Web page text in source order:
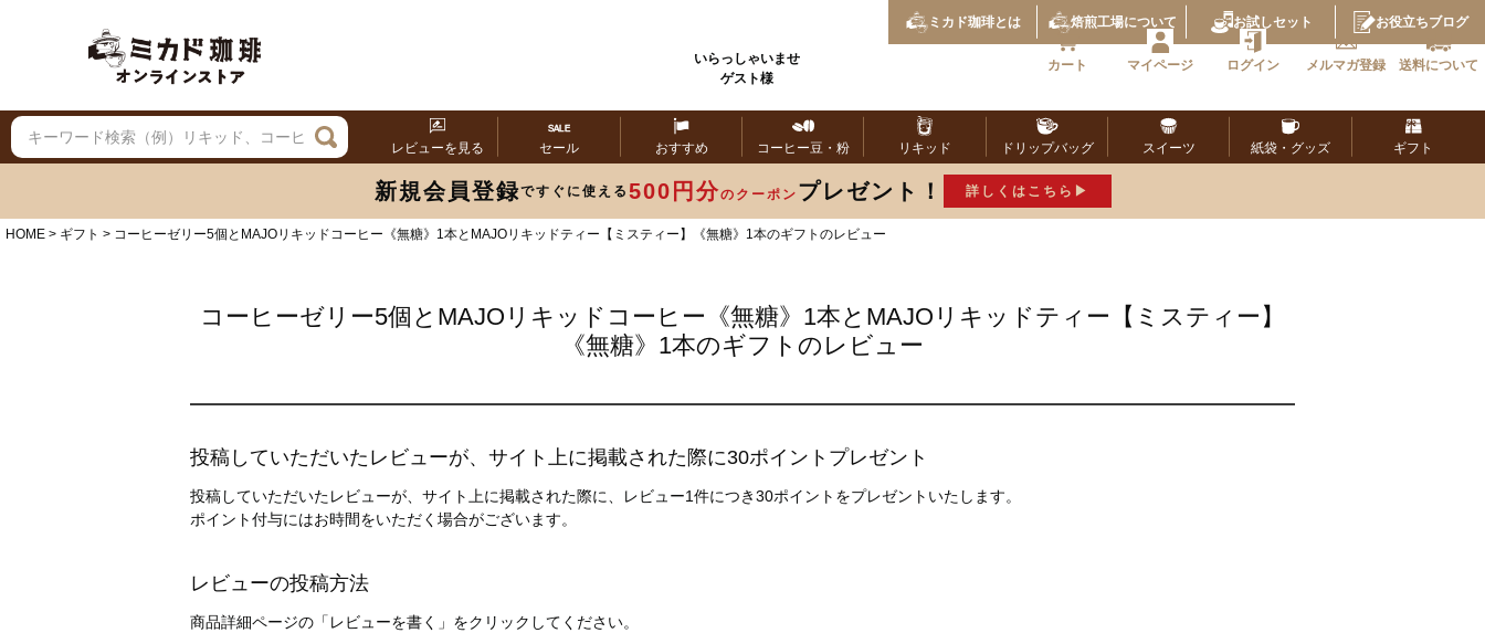
いらっしゃいませ
ゲスト様
ミカド珈琲とは 焙煎工場について お試しセット お役立ちブログ
カート マイページ ログイン メルマガ登録 送料について
レビューを見る セール おすすめ コーヒー豆・粉 リキッド ドリップバッグ スイーツ 紙袋・ グッズ ギフト
新規会員登録ですぐに使える 500円分のクーポン プレゼント！ 詳しくはこちら
HOME ギフト コーヒーゼリー5個とMAJOリキッドコーヒー《無糖》1本とMAJOリキッドティー【ミスティー】《無糖》1本のギフトのレビュー
コーヒーゼリー5個とMAJOリキッドコーヒー《無糖》1本とMAJOリキッドティー【ミスティー】
《無糖》1本のギフトのレビュー
投稿していただいたレビューが、サイト上に掲載された際に30ポイントプレゼント
投稿していただいたレビューが、サイト上に掲載された際に、レビュー1件につき30ポイントをプレゼントいたします。
ポイント付与にはお時間をいただく場合がございます。
レビューの投稿方法
商品詳細ページの「レビューを書く」をクリックしてください。